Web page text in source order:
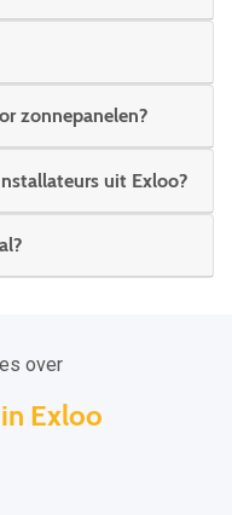
zonnepanelen?
uit Exloo?
over
Exloo